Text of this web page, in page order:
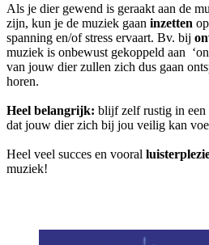
Als je dier gewend is geraakt aan de
zijn, kun je de muziek gaan inzetten
spanning en/of stress ervaart. Bv. bij
muziek is onbewust gekoppeld aan
van jouw dier zullen zich dus gaan
horen.
Heel belangrijk: blijf zelf rustig in een
dat jouw dier zich bij jou veilig kan
Heel veel succes en vooral
muziek!